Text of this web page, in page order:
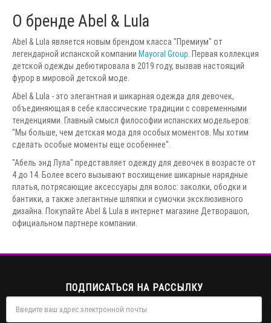
О бренде Abel & Lula
Abel & Lula является новым брендом класса "Премиум" от
легендарной испанской компании Mayoral Group . Первая коллекция
детской одежды дебютировала в 2019 году, вызвав настоящий
фурор в мировой детской моде.
Abel & Lula - это элегантная и шикарная одежда для девочек,
объединяющая в себе классические традиции с современными
тенденциями. Главный смысл философии испанских модельеров:
"Мы больше, чем детская мода для особых моментов. Мы хотим
сделать особые моменты еще особеннее".
"Абель энд Лула" представляет одежду для девочек в возрасте от
4 до 14. Более всего вызывают восхищение шикарные нарядные
платья, потрясающие аксессуары для волос: заколки, ободки и
бантики, а также элегантные шляпки и сумочки эксклюзивного
дизайна. Покупайте Abel & Lula в интернет магазине Детворашоп,
официальном партнере компании.
ПОДПИСАТЬСЯ НА РАССЫЛКУ